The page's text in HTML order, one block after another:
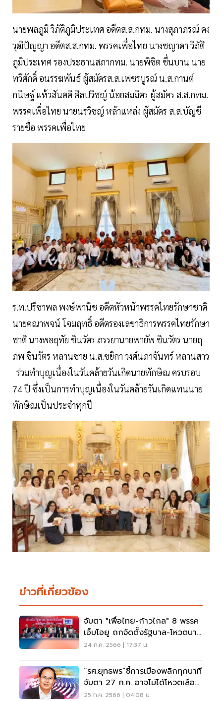
นายพลภูมิ วิภัติภูมิประเทศ อดีตส.ส.กทม. นางสุภาภรณ์ คง
วุฒิปัญญา อดีตส.ส.กทม. พรรคเพื่อไทย นางชญาดา วิภัติ
ภูมิประเทศ รองประธานสภากทม. นายพิชิต ชื่นบาน นาย
ทวีศักดิ์ อนรรฆพันธ์ ผู้สมัครส.ส.เพชรบูรณ์ น.ส.กานต์
กนิษฐ์ แห้วสันตติ ศิลปวิชญ์ น้อยสมมิตร ผู้สมัคร ส.ส.กทม.
พรรคเพื่อไทย นายนรวิชญ์ หล้าแหล่ง ผู้สมัคร ส.ส.บัญชี
รายชื่อ พรรคเพื่อไทย
ร.ท.ปรีชาพล พงษ์พานิช อดีตหัวหน้าพรรคไทยรักษาชาติ
นายคณาพจน์ โจมฤทธิ์ อดีตรองเลขาธิการพรรคไทยรักษา
ชาติ นางพอฤทัย ชินวัตร ภรรยานายพายัพ ชินวัตร นายฤ
ภพ ชินวัตร หลานชาย น.ส.ชยิกา วงศ์นภาจันทร์ หลานสาว
ร่วมทำบุญเนื่องในวันคล้ายวันเกิดนายทักษิณ ครบรอบ
74 ปี ซึ่งเป็นการทำบุญเนื่องในวันคล้ายวันเกิดแทนนาย
ทักษิณเป็นประจำทุกปี
ข่าวที่เกี่ยวข้อง
จับตา "เพื่อไทย-ก้าวไกล" 8 พรรค
เอ็มโอยู ถกจัดตั้งรัฐบาล-โหวตนา
ยกฯรอบสาม
24 ก.ค. 2566 | 17:37 น.
“รศ.ยุทธพร”ชี้การเมืองพลิกทุกนาที
จับตา 27 ก.ค. อาจไม่ได้โหวตเลือก
นายกฯ
25 ก.ค. 2566 | 04:08 น.